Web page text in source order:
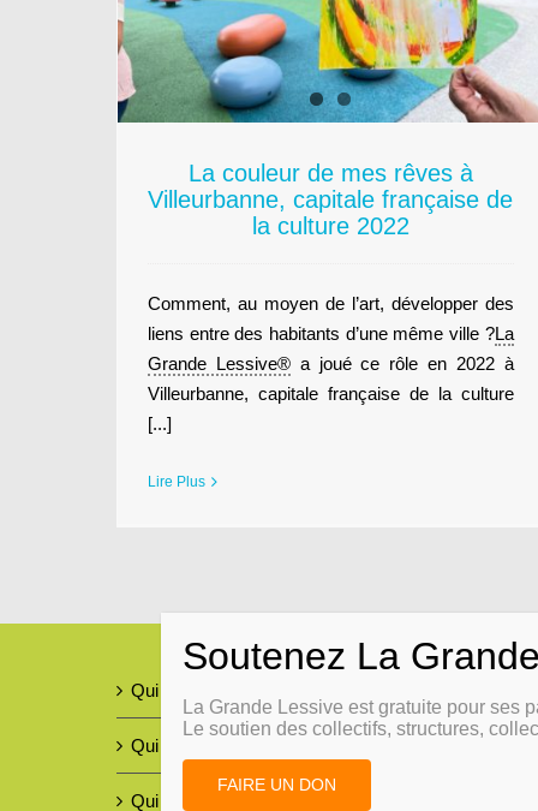
La couleur de mes rêves à
Villeurbanne, capitale française de
la culture 2022
Comment, au moyen de l’art, développer des
liens entre des habitants d’une même ville ?La
Grande Lessive®a joué ce rôle en 2022 à
Villeurbanne, capitale française de la culture
[...]
Lire Plus
Qui sommes-nous ?
Qui nous aide ?
Qui parle de nous ?
La Grande Lessive est gratuite pour ses
Le soutien des collectifs, structures,
FAIRE UN DON